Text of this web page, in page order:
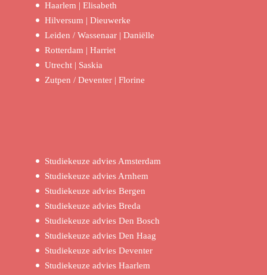
Haarlem | Elisabeth
Hilversum | Dieuwerke
Leiden / Wassenaar | Daniëlle
Rotterdam | Harriet
Utrecht | Saskia
Zutpen / Deventer | Florine
Studiekeuze advies Amsterdam
Studiekeuze advies Arnhem
Studiekeuze advies Bergen
Studiekeuze advies Breda
Studiekeuze advies Den Bosch
Studiekeuze advies Den Haag
Studiekeuze advies Deventer
Studiekeuze advies Haarlem